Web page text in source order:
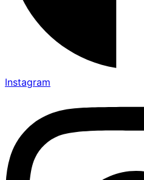
Instagram